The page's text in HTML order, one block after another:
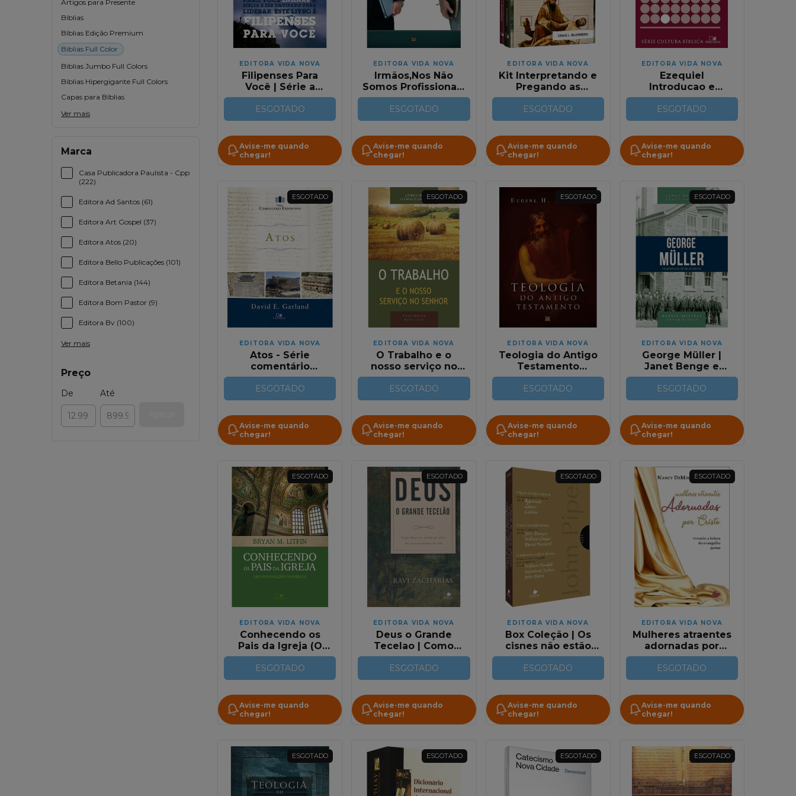
Artigos para Presente
Bíblias
Bíblias Edição Premium
Biblias Full Color
Biblias Jumbo Full Colors
Biblias Hipergigante Full Colors
Capas para Bíblias
Ver mais
Marca
Casa Publicadora Paulista - Cpp
(222)
Editora Ad Santos (61)
Editora Art Gospel (37)
Editora Atos (20)
Editora Bello Publicações (101)
Editora Betania (144)
Editora Bom Pastor (9)
Editora Bv (100)
Ver mais
Preço
De
Até
EDITORA VIDA NOVA
Filipenses Para
Você | Série a
Palavra de Deus
para você
ESGOTADO
Avise-me quando
chegar!
EDITORA VIDA NOVA
Irmãos,Nos Não
Somos Profissionais
| John Piper
ESGOTADO
Avise-me quando
chegar!
EDITORA VIDA NOVA
Kit Interpretando e
Pregando as
Parábolas | Craig L.
Blomberg
ESGOTADO
Avise-me quando
chegar!
EDITORA VIDA NOVA
Ezequiel
Introducao e
Comentario
ESGOTADO
Avise-me quando
chegar!
ESGOTADO
EDITORA VIDA NOVA
Atos - Série
comentário
expositivo - David
E. Garland
ESGOTADO
Avise-me quando
chegar!
ESGOTADO
EDITORA VIDA NOVA
O Trabalho e o
nosso serviço no
Senhor | James M.
Hamilton JR.
ESGOTADO
Avise-me quando
chegar!
ESGOTADO
EDITORA VIDA NOVA
Teologia do Antigo
Testamento
(Eugene Merrill)
ESGOTADO
Avise-me quando
chegar!
ESGOTADO
EDITORA VIDA NOVA
George Müller |
Janet Benge e
Geoff benge
ESGOTADO
Avise-me quando
chegar!
ESGOTADO
EDITORA VIDA NOVA
Conhecendo os
Pais da Igreja (O
Autor Apresenta 10
Pais da Igreja
Antiga)
ESGOTADO
Avise-me quando
chegar!
ESGOTADO
EDITORA VIDA NOVA
Deus o Grande
Tecelao | Como
Deus Nos Molda Por
Meio dos
Acontecimentos da
ESGOTADO
Avise-me quando
chegar!
ESGOTADO
EDITORA VIDA NOVA
Box Coleção | Os
cisnes não estão
silenciosos
ESGOTADO
Avise-me quando
chegar!
ESGOTADO
EDITORA VIDA NOVA
Mulheres atraentes
adornadas por
Cristo | Nancy
Demoss
Wolgemuth
ESGOTADO
Avise-me quando
chegar!
ESGOTADO ESGOTADO ESGOTADO ESGOTADO